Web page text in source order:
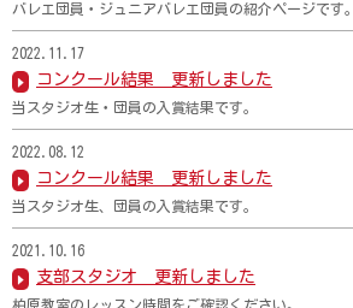
バレエ団員・ジュニアバレエ団員の紹介ページです。
2022.11.17
コンクール結果 更新しました
当スタジオ生・団員の入賞結果です。
2022.08.12
コンクール結果 更新しました
当スタジオ生、団員の入賞結果です。
2021.10.16
支部スタジオ 更新しました
柏原教室のレッスン時間をご確認ください。